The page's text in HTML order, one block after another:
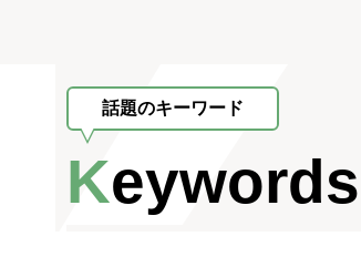
話題のキーワード
Keywords